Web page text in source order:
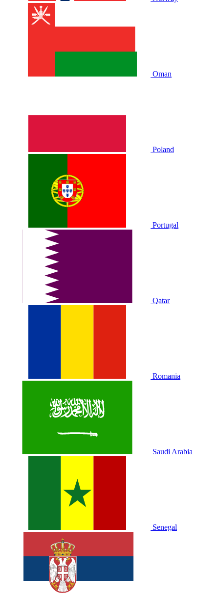
Oman
Poland
Portugal
Qatar
Romania
Saudi Arabia
Senegal